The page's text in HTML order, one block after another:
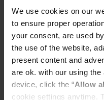
We use cookies on our
to ensure proper
your consent, are used
the use of the website,
present content and
are ok. with our using
device, click the “Allow
cookie settings anytime.
Cookie EKO 30 g
Producent: DIG